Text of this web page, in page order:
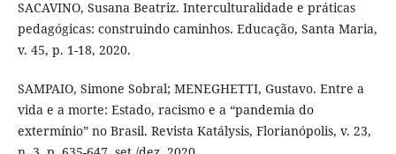
SACAVINO, Susana Beatriz. Interculturalidade e práticas
pedagógicas: construindo caminhos. Educação, Santa Maria,
v. 45, p. 1-18, 2020.
SAMPAIO, Simone Sobral; MENEGHETTI, Gustavo. Entre a
vida e a morte: Estado, racismo e a “pandemia do
extermínio” no Brasil. Revista Katálysis, Florianópolis, v. 23,